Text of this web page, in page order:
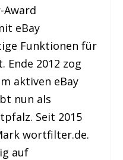
Award
eBay
Funktionen für
Ende 2012 zog
aktiven eBay
nun als
Seit 2015
wortfilter.de.
auf